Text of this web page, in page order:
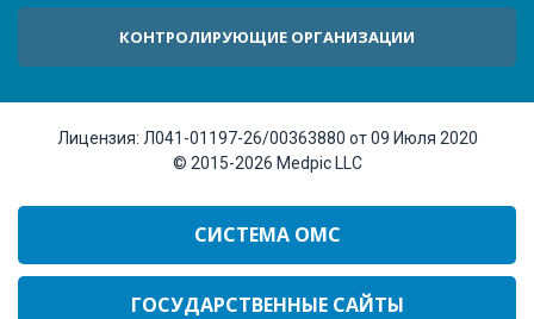
КОНТРОЛИРУЮЩИЕ ОРГАНИЗАЦИИ
Лицензия: Л041-01197-26/00363880 от 09 Июля 2020
© 2015-2026 Medpic LLC
СИСТЕМА ОМС
ГОСУДАРСТВЕННЫЕ САЙТЫ